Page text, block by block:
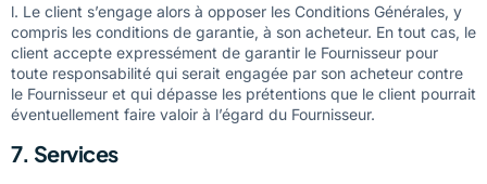
l. Le client s’engage alors à opposer les Conditions Générales, y
compris les conditions de garantie, à son acheteur. En tout cas, le
client accepte expressément de garantir le Fournisseur pour
toute responsabilité qui serait engagée par son acheteur contre
le Fournisseur et qui dépasse les prétentions que le client pourrait
éventuellement faire valoir à l’égard du Fournisseur.
7. Services